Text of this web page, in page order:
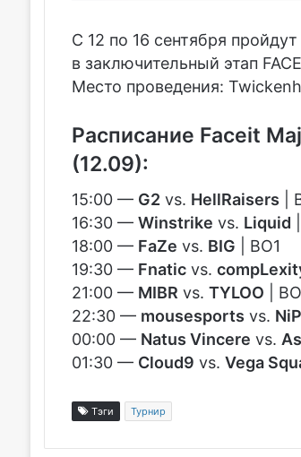
С 12 по 16 сентября
в заключительный этап
Место проведения:
Расписание Faceit
(12.09):
15:00 — G2vs. HellRaisers |
16:30 — Winstrike vs. Liquid
18:00 — FaZe vs. BIG | BO1
19:30 — Fnaticvs.
21:00 — MIBR vs. TYLOO |
22:30 — mousesports vs. NiP
00:00 — Natus Vincere vs.
01:30 — Cloud9 vs. Vega
Тэги Турнир